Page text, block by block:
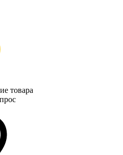
товара